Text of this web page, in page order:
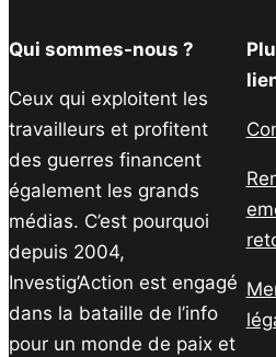
Qui sommes-nous ?
Ceux qui exploitent les
travailleurs et profitent
des guerres financent
également les grands
médias. C’est pourquoi
depuis 2004,
Investig’Action est engagé
dans la bataille de l’info
pour un monde de paix et